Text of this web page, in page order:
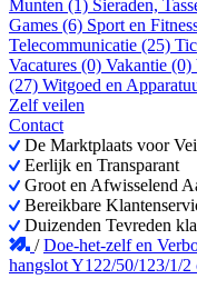
Munten (1) Sieraden,
Games (6) Sport en
Telecommunicatie (25)
Vacatures (0) Vakantie (0)
(27) Witgoed en
Zelf veilen
Contact
De Marktplaats voor
Eerlijk en Transparant
Groot en Afwisselend
Bereikbare
Duizenden Tevreden
/Doe-het-zelf en
hangslot Y122/50/123/1/2